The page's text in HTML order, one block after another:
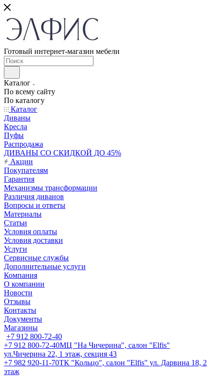
Готовый интернет-магазин мебели
Каталог
По всему сайту
По каталогу
Каталог
Диваны
Кресла
Пуфы
Распродажа
ДИВАНЫ СО СКИДКОЙ ДО 45%
Акции
Покупателям
Гарантия
Механизмы трансформации
Различия диванов
Вопросы и ответы
Материалы
Статьи
Условия оплаты
Условия доставки
Услуги
Сервисные службы
Дополнительные услуги
Компания
О компании
Новости
Отзывы
Контакты
Документы
Магазины
+7 912 800-72-40
+7 912 800-72-40МЦ "На Чичерина", салон "Elfis"
ул.Чичерина 22, 1 этаж, секция 43
+7 982 920-11-70ТК "Кольцо", салон "Elfis" ул. Дарвина 18, 2
этаж